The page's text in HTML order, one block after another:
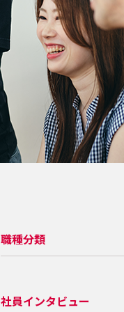
職種分類
社員インタビュー